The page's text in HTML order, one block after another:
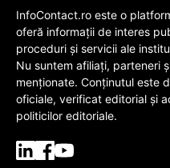
InfoContact.ro este o
oferă informații de interes
proceduri și servicii ale
Nu suntem afiliați, parteneri
menționate. Conținutul este
oficiale, verificat editorial și
politicilor editoriale.